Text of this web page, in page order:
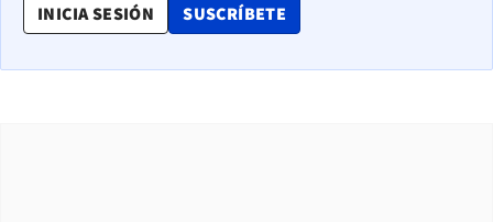
INICIA SESIÓN SUSCRÍBETE
OPENS IN NEW WINDOW